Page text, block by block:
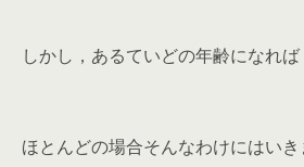
しかし，あるていどの年齢になれば
ほとんどの場合そんなわけにはいき